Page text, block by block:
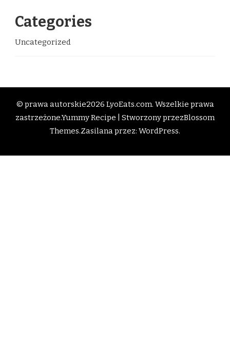
Categories
Uncategorized
© prawa autorskie2026 LyoEats.com. Wszelkie prawa
zastrzeżone.Yummy Recipe | Stworzony przezBlossom
Themes.Zasilana przez: WordPress.